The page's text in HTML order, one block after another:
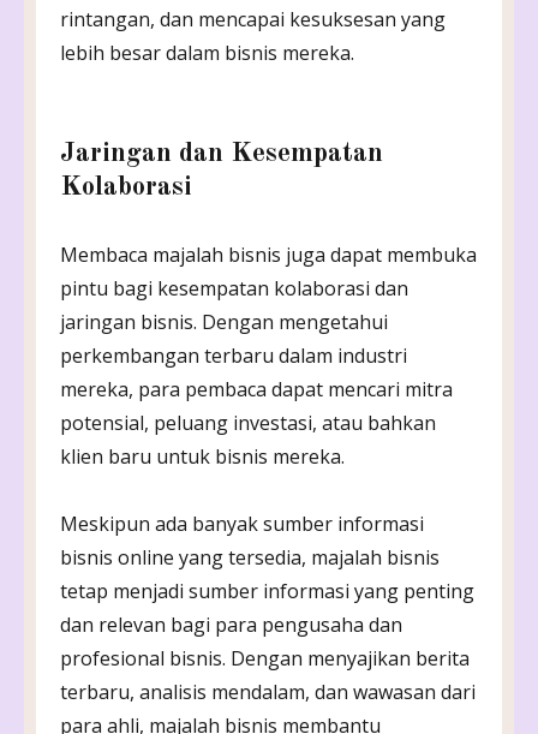
rintangan, dan mencapai kesuksesan yang
lebih besar dalam bisnis mereka.
Jaringan dan Kesempatan
Kolaborasi
Membaca majalah bisnis juga dapat membuka
pintu bagi kesempatan kolaborasi dan
jaringan bisnis. Dengan mengetahui
perkembangan terbaru dalam industri
mereka, para pembaca dapat mencari mitra
potensial, peluang investasi, atau bahkan
klien baru untuk bisnis mereka.
Meskipun ada banyak sumber informasi
bisnis online yang tersedia, majalah bisnis
tetap menjadi sumber informasi yang penting
dan relevan bagi para pengusaha dan
profesional bisnis. Dengan menyajikan berita
terbaru, analisis mendalam, dan wawasan dari
para ahli, majalah bisnis membantu